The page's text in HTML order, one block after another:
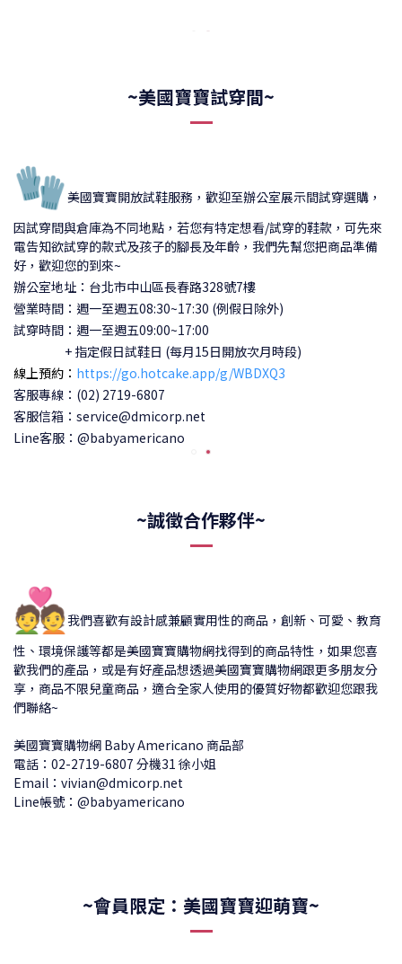
~美國寶寶試穿間~
🧤美國寶寶開放試鞋服務，歡迎至辦公室展示間試穿選購，
因試穿間與倉庫為不同地點，若您有特定想看/試穿的鞋款，可先來
電告知欲試穿的款式及孩子的腳長及年齡，我們先幫您把商品準備
好，歡迎您的到來~
辦公室地址：台北市中山區長春路328號7樓
營業時間：週一至週五08:30~17:30 (例假日除外)
試穿時間： 週一至週五09:00~17:00
+ 指定假日試鞋日 (每月15日開放次月時段)
線上預約： https://go.hotcake.app/g/WBDXQ3
客服專線：(02) 2719-6807
客服信箱：service@dmicorp.net
Line客服：@babyamericano
~誠徵合作夥伴~
💑我們喜歡有設計感兼顧實用性的商品，創新、可愛、教育
性、環境保護等都是美國寶寶購物網找得到的商品特性，如果您喜
歡我們的產品，或是有好產品想透過美國寶寶購物網跟更多朋友分
享，商品不限兒童商品，適合全家人使用的優質好物都歡迎您跟我
們聯絡~
美國寶寶購物網 Baby Americano 商品部
電話：02-2719-6807 分機31 徐小姐
Email：vivian@dmicorp.net
Line帳號：@babyamericano
~會員限定：美國寶寶迎萌寶~